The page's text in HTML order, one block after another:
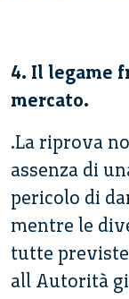
4. Il legame
mercato.
.La riprova
assenza di
pericolo di
mentre le
tutte
all Autorità